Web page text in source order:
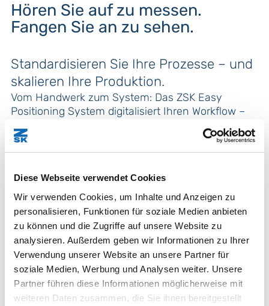
Diese Webseite verwendet Cookies
Wir verwenden Cookies, um Inhalte und Anzeigen zu
personalisieren, Funktionen für soziale Medien anbieten
zu können und die Zugriffe auf unsere Website zu
analysieren. Außerdem geben wir Informationen zu Ihrer
Verwendung unserer Website an unsere Partner für
soziale Medien, Werbung und Analysen weiter. Unsere
Partner führen diese Informationen möglicherweise mit
weiteren Daten zusammen, die Sie ihnen bereitgestellt
Hören Sie auf zu messen.
Fangen Sie an zu sehen.
Standardisieren Sie Ihre Prozesse – und
skalieren Ihre Produktion.
Vom Handwerk zum System: Das ZSK Easy
Positioning System digitalisiert Ihren Workflow –
bis zum perfekten Stickstart.
Auf einen Blick: Was ist das ZSK Easy
Positioning System?
Die Hardware:
Ein hochpräziser Industrie-LED-Projektor projiziert das
Design 1:1 direkt auf den Stoff.
Die Software: